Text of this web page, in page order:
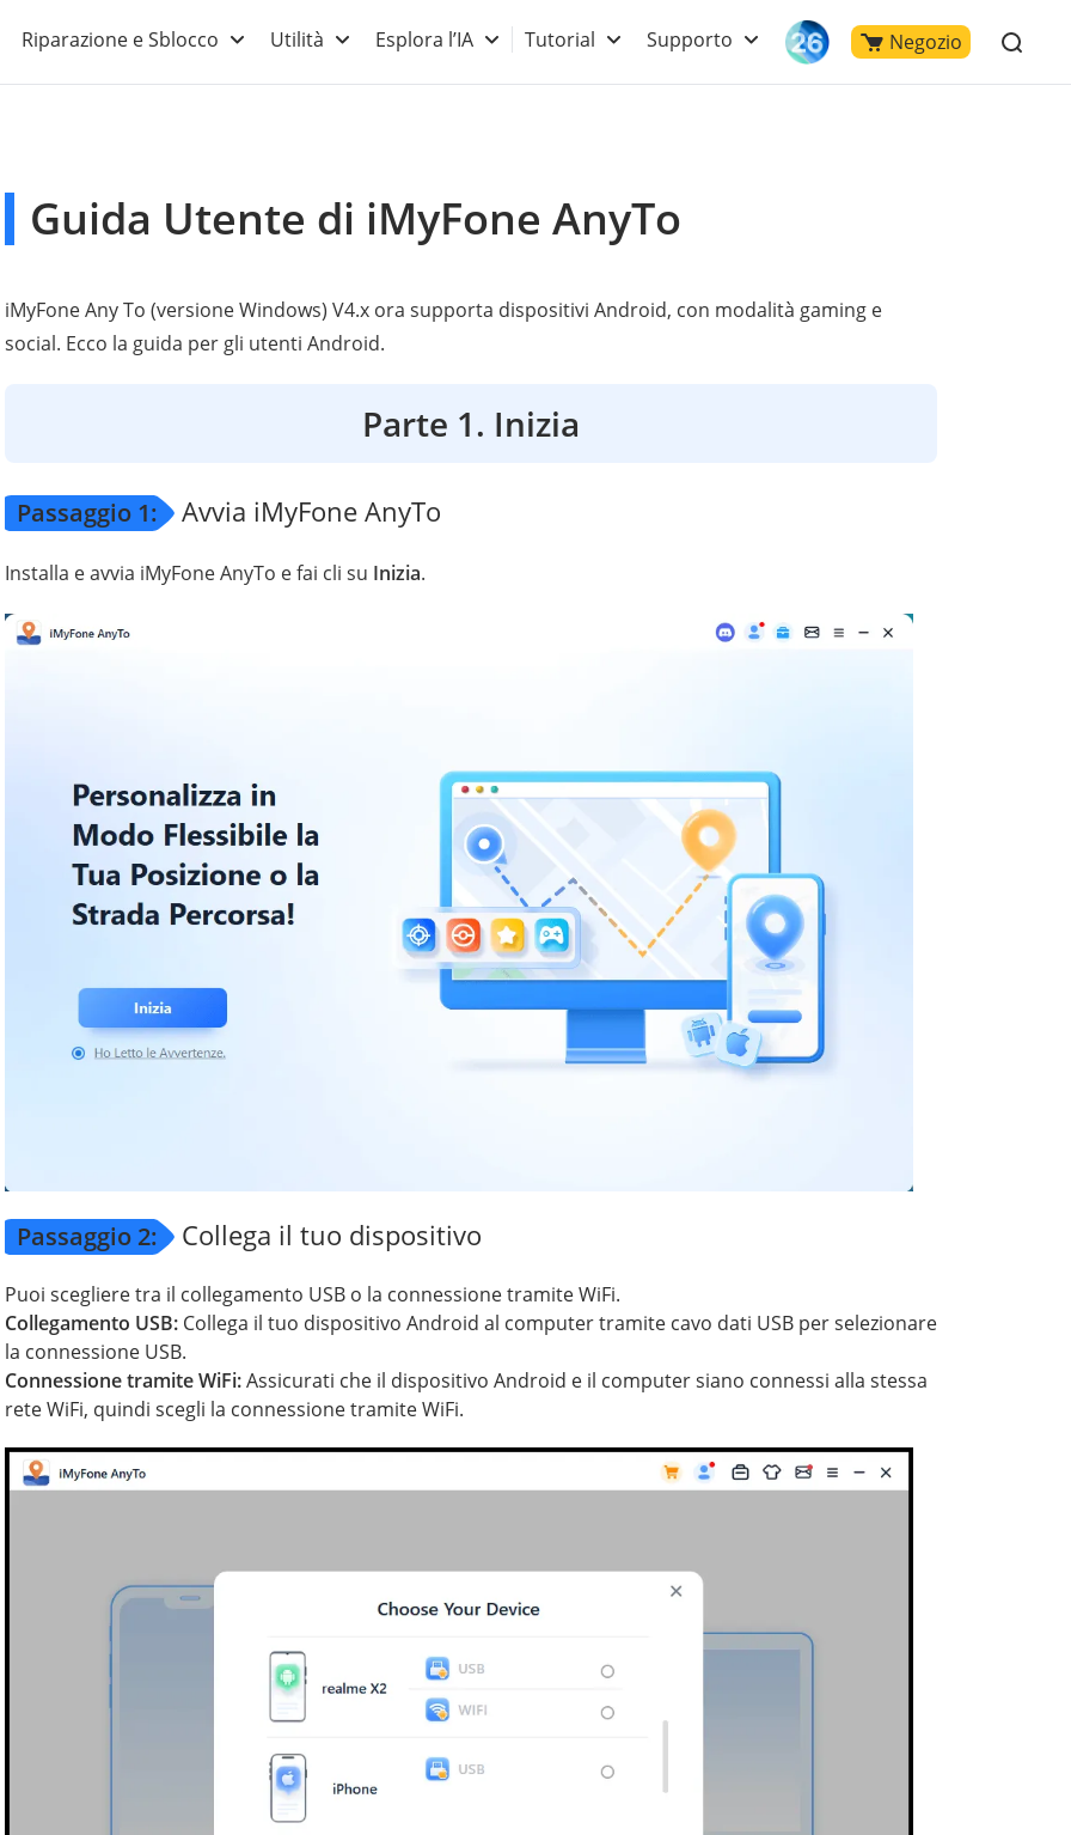
Riparazione e Sblocco Utilità Esplora l’IA Tutorial Supporto Negozio
Guida Utente di iMyFone AnyTo
iMyFone Any To (versione Windows) V4.x ora supporta dispositivi Android, con modalità gaming e
social. Ecco la guida per gli utenti Android.
Parte 1. Inizia
Passaggio 1: Avvia iMyFone AnyTo
Installa e avvia iMyFone AnyTo e fai cli su Inizia.
Passaggio 2: Collega il tuo dispositivo
Puoi scegliere tra il collegamento USB o la connessione tramite WiFi.
Collegamento USB: Collega il tuo dispositivo Android al computer tramite cavo dati USB per selezionare
la connessione USB.
Connessione tramite WiFi:Assicurati che il dispositivo Android e il computer siano connessi alla stessa
rete WiFi, quindi scegli la connessione tramite WiFi.